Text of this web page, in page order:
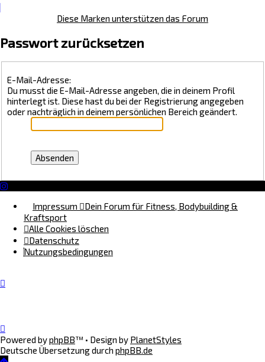
Diese Marken unterstützen das Forum
Passwort zurücksetzen
E-Mail-Adresse:
Du musst die E-Mail-Adresse angeben, die in deinem Profil
hinterlegt ist. Diese hast du bei der Registrierung angegeben
oder nachträglich in deinem persönlichen Bereich geändert.
Impressum
Dein Forum für Fitness, Bodybuilding &
Kraftsport
Alle Cookies löschen
Datenschutz
Nutzungsbedingungen
Powered byphpBB™ • Design by PlanetStyles
Deutsche Übersetzung durch phpBB.de